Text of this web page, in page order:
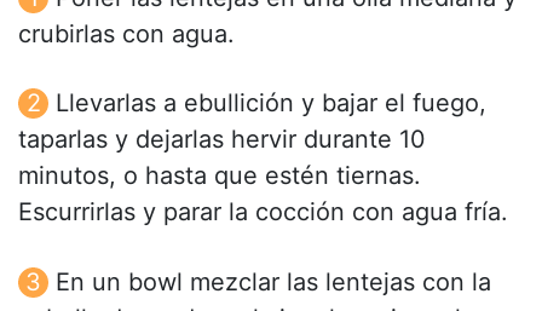
crubirlas con agua.
Llevarlas a ebullición y bajar el fuego,
taparlas y dejarlas hervir durante 10
minutos, o hasta que estén tiernas.
Escurrirlas y parar la cocción con agua fría.
En un bowl mezclar las lentejas con la